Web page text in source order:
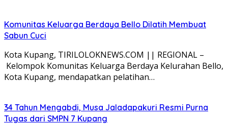
Komunitas Keluarga Berdaya Bello Dilatih Membuat
Sabun Cuci
Kota Kupang, TIRILOLOKNEWS.COM || REGIONAL –
Kelompok Komunitas Keluarga Berdaya Kelurahan Bello,
Kota Kupang, mendapatkan pelatihan…
34 Tahun Mengabdi, Musa Jaladapakuri Resmi Purna
Tugas dari SMPN 7 Kupang